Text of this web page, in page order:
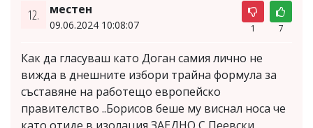
12. местен
09.06.2024 10:08:07 1 7
Как да гласуваш като Доган самия лично не
вижда в днешните избори трайна формула за
съставяне на работещо европейско
правителство ..Борисов беше му виснал носа че
като отиде в изолация ЗАЕДНО С Пеевски